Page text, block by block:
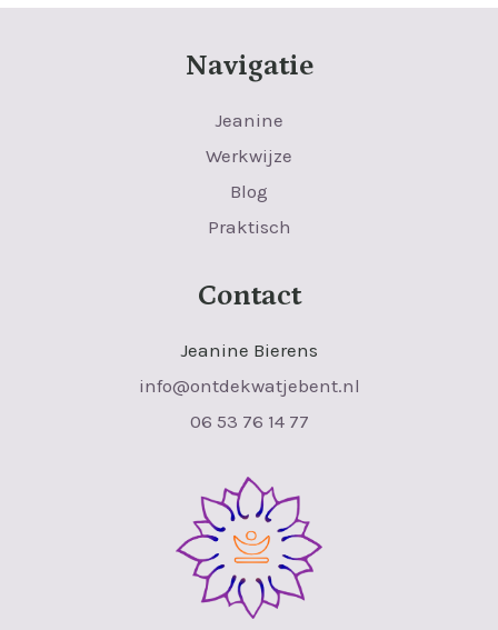
Navigatie
Jeanine
Werkwijze
Blog
Praktisch
Contact
Jeanine Bierens
info@ontdekwatjebent.nl
06 53 76 14 77